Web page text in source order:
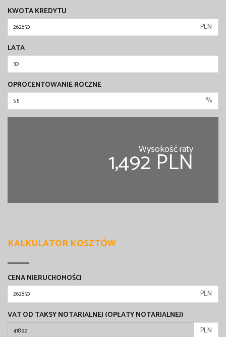
KWOTA KREDYTU
PLN
LATA
OPROCENTOWANIE ROCZNE
%
Wysokość raty
1,492 PLN
KALKULATOR KOSZTÓW
CENA NIERUCHOMOŚCI
PLN
VAT OD TAKSY NOTARIALNEJ (OPŁATY NOTARIALNEJ)
PLN